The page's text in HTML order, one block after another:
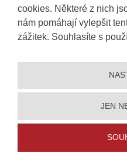
cookies. Některé z nich
nám pomáhají vylepšit
zážitek. Souhlasíte s
JEN
Prohlášení o přístupnosti |